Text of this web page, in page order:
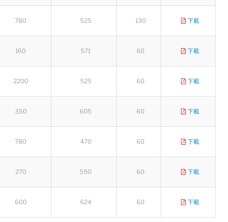
780 525 130 下載
160 571 60 下載
2200 525 60 下載
350 605 60 下載
780 470 60 下載
270 590 60 下載
600 624 60 下載
陸希